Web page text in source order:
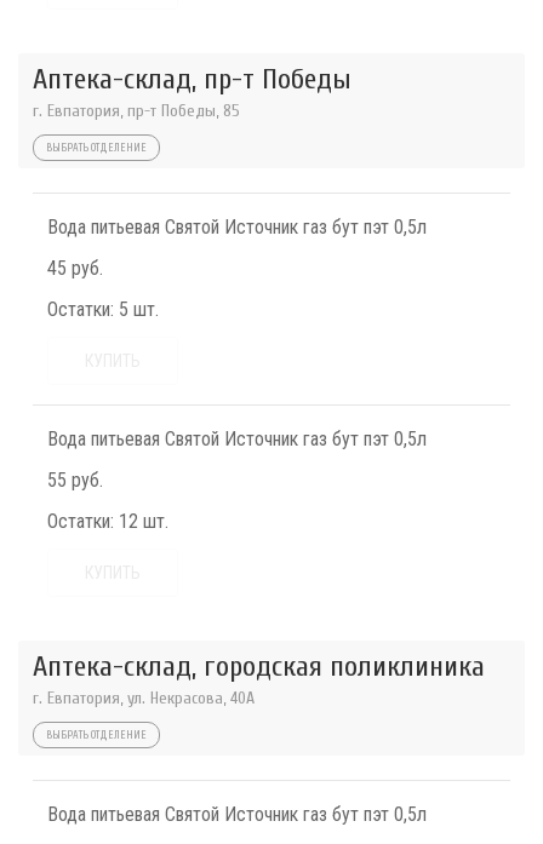
Аптека-склад, пр-т Победы
г. Евпатория, пр-т Победы, 85
ВЫБРАТЬ ОТДЕЛЕНИЕ
Вода питьевая Святой Источник газ бут пэт 0,5л
45 руб.
Остатки: 5 шт.
Вода питьевая Святой Источник газ бут пэт 0,5л
55 руб.
Остатки: 12 шт.
Аптека-склад, городская поликлиника
г. Евпатория, ул. Некрасова, 40A
ВЫБРАТЬ ОТДЕЛЕНИЕ
Вода питьевая Святой Источник газ бут пэт 0,5л